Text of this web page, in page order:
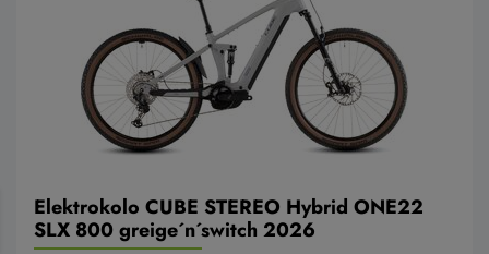
Elektrokolo CUBE STEREO Hybrid ONE22
SLX 800 greige´n´switch 2026